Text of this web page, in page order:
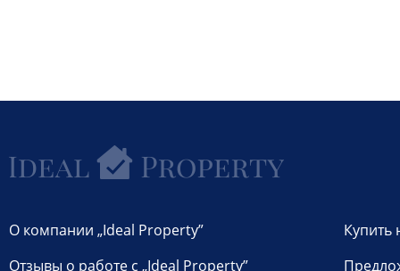
О компании „Ideal Property”
Отзывы о работе с „Ideal Property”
Купить